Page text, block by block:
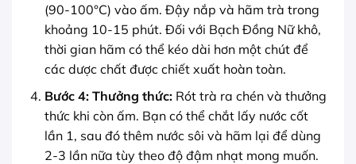
(90-100°C) vào ấm. Đậy nắp và hãm trà trong
khoảng 10-15 phút. Đối với Bạch Đồng Nữ khô,
thời gian hãm có thể kéo dài hơn một chút để
các dược chất được chiết xuất hoàn toàn.
Bước 4: Thưởng thức:Rót trà ra chén và thưởng
thức khi còn ấm. Bạn có thể chắt lấy nước cốt
lần 1, sau đó thêm nước sôi và hãm lại để dùng
2-3 lần nữa tùy theo độ đậm nhạt mong muốn.